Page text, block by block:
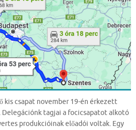
kis csapat november 19-én érkezett
Delegációnk tagjai a focicsapatot alkotó
produkcióinak előadói voltak. Egy